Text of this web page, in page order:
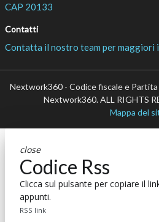
CAP 20133
Contatti
Contatta il nostro team per maggiori
Nextwork360 - Codice fiscale e
Nextwork360. ALL RIGHTS
Mappa del
close
Codice Rss
Clicca sul pulsante per copiare il
appunti.
RSS link